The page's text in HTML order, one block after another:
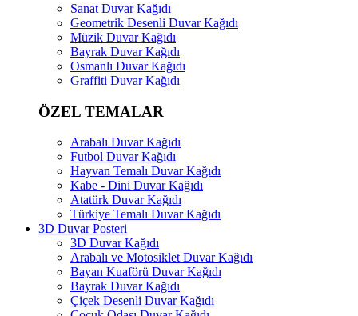
Sanat Duvar Kağıdı
Geometrik Desenli Duvar Kağıdı
Müzik Duvar Kağıdı
Bayrak Duvar Kağıdı
Osmanlı Duvar Kağıdı
Graffiti Duvar Kağıdı
ÖZEL TEMALAR
Arabalı Duvar Kağıdı
Futbol Duvar Kağıdı
Hayvan Temalı Duvar Kağıdı
Kabe - Dini Duvar Kağıdı
Atatürk Duvar Kağıdı
Türkiye Temalı Duvar Kağıdı
3D Duvar Posteri
3D Duvar Kağıdı
Arabalı ve Motosiklet Duvar Kağıdı
Bayan Kuaförü Duvar Kağıdı
Bayrak Duvar Kağıdı
Çiçek Desenli Duvar Kağıdı